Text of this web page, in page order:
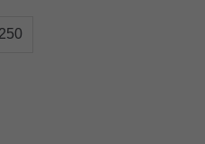
250